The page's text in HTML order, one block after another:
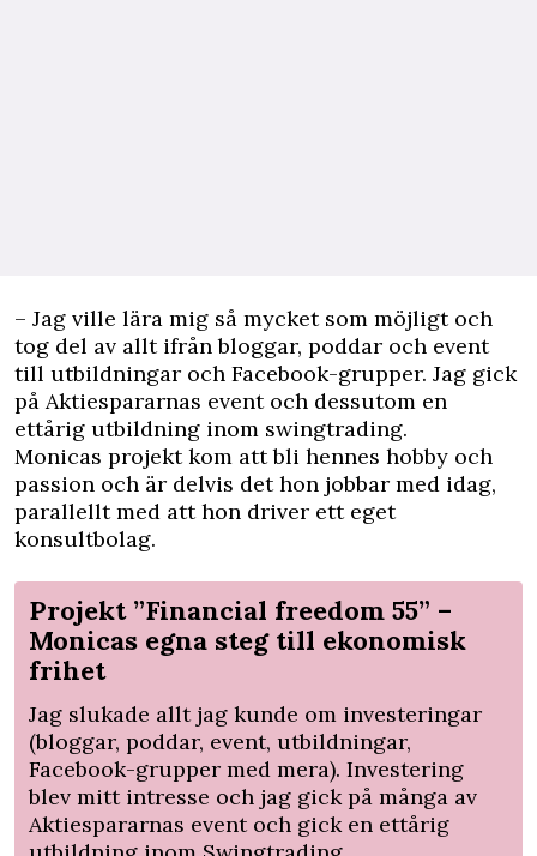
– Jag ville lära mig så mycket som möjligt och
tog del av allt ifrån bloggar, poddar och event
till utbildningar och Facebook-grupper. Jag gick
på Aktiespararnas event och dessutom en
ettårig utbildning inom swingtrading.
Monicas projekt kom att bli hennes hobby och
passion och är delvis det hon jobbar med idag,
parallellt med att hon driver ett eget
konsultbolag.
Projekt ”Financial freedom 55” –
Monicas egna steg till ekonomisk
frihet
Jag slukade allt jag kunde om investeringar
(bloggar, poddar, event, utbildningar,
Facebook-grupper med mera). Investering
blev mitt intresse och jag gick på många av
Aktiespararnas event och gick en ettårig